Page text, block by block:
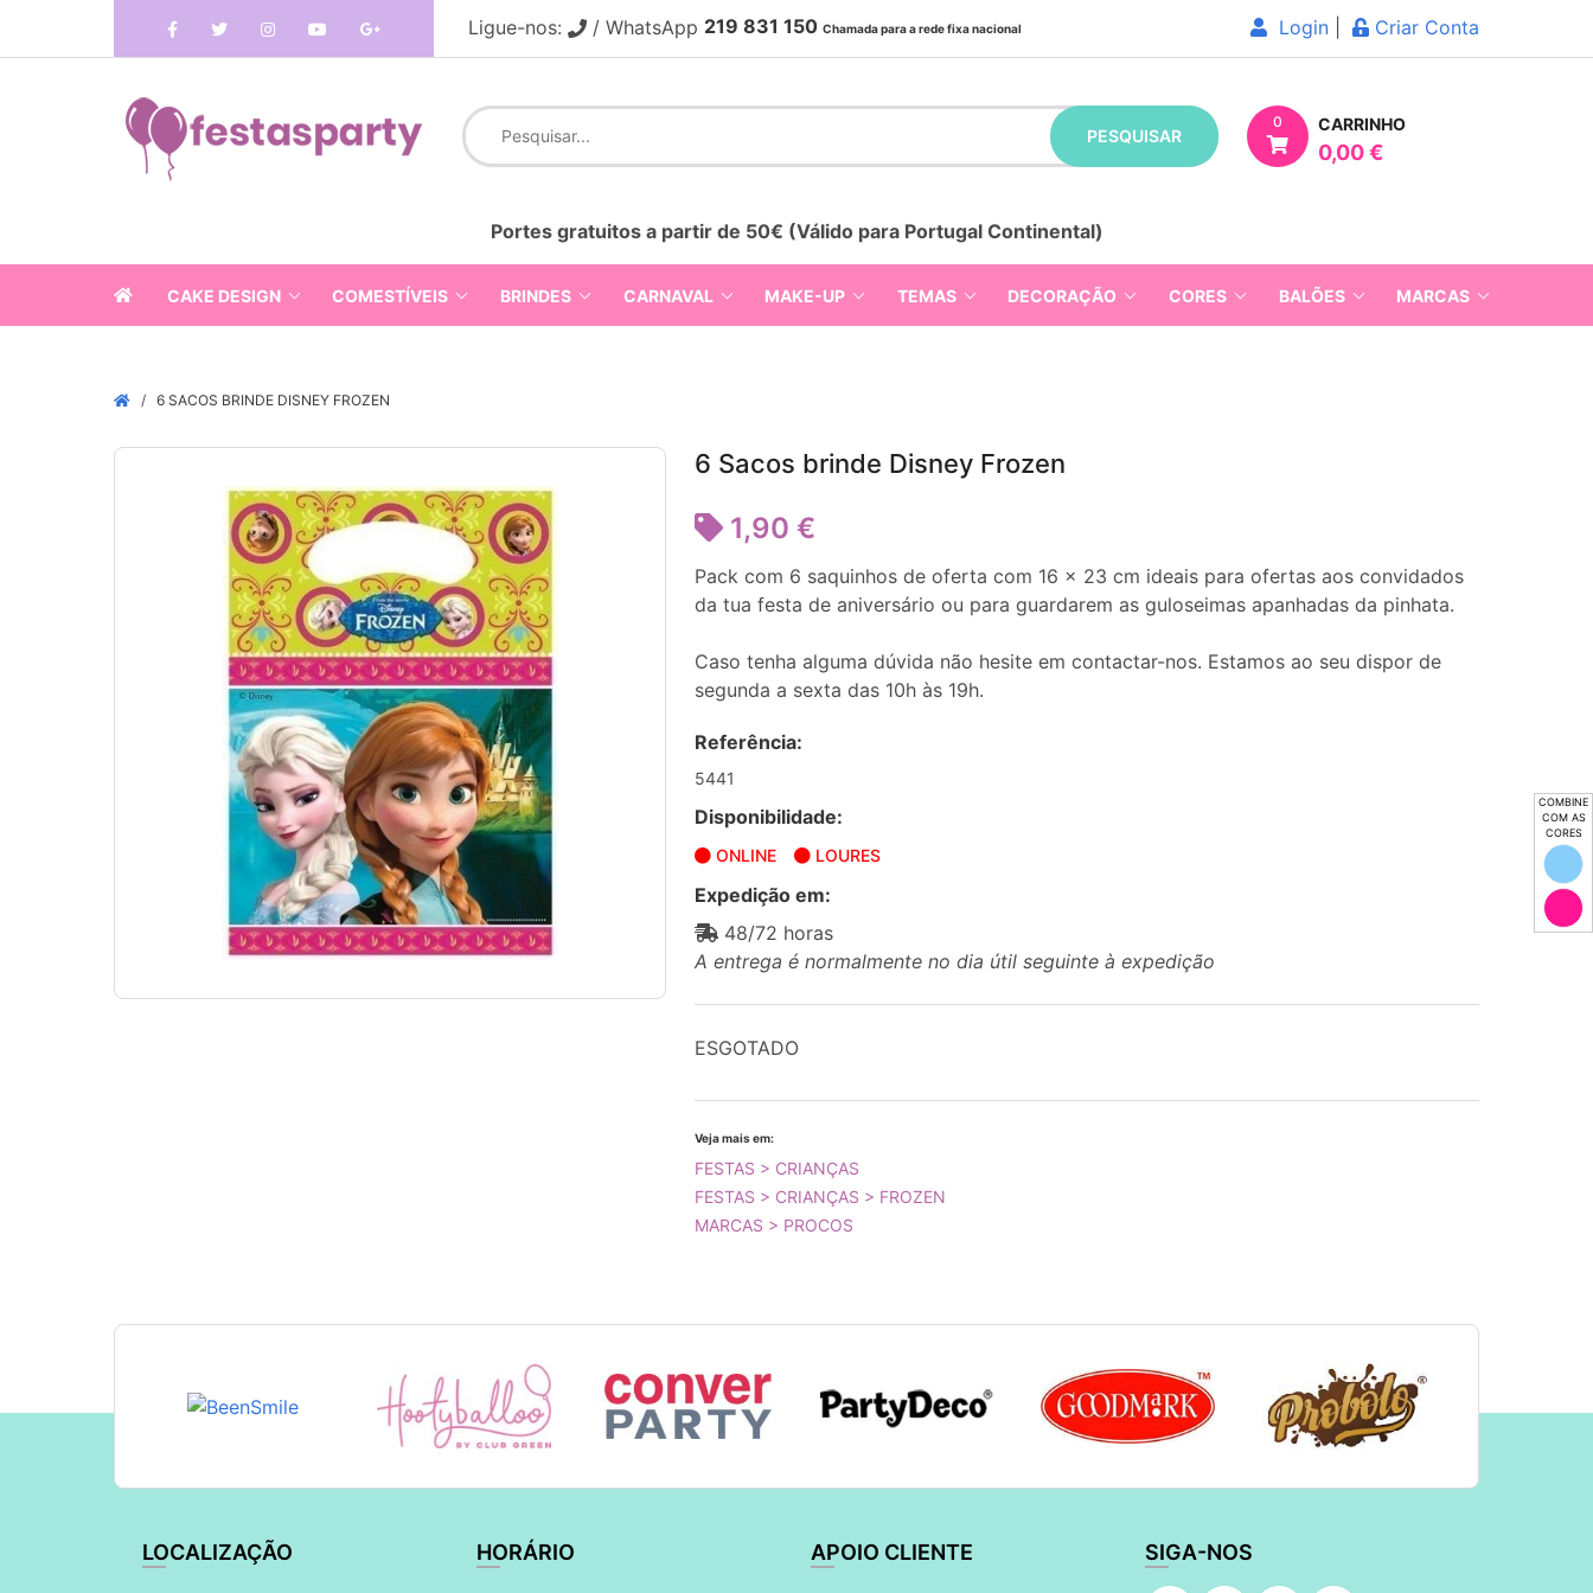
COMBINE
COM AS
CORES
Ligue-nos: / WhatsApp 219 831 150 Chamada para a rede fixa nacional Login Criar Conta
PESQUISAR
0 CARRINHO
0,00 €
Portes gratuitos a partir de 50€ (Válido para Portugal Continental)
CAKE DESIGN COMESTÍVEIS BRINDES CARNAVAL MAKE-UP TEMAS DECORAÇÃO CORES BALÕES MARCAS
6 SACOS BRINDE DISNEY FROZEN
6 Sacos brinde Disney Frozen
1,90 €
Pack com 6 saquinhos de oferta com 16 x 23 cm ideais para ofertas aos convidados
da tua festa de aniversário ou para guardarem as guloseimas apanhadas da pinhata.
Caso tenha alguma dúvida não hesite em contactar-nos. Estamos ao seu dispor de
segunda a sexta das 10h às 19h.
Referência:
5441
Disponibilidade:
ONLINE LOURES
Expedição em:
48/72 horas
A entrega é normalmente no dia útil seguinte à expedição
ESGOTADO
Veja mais em:
FESTAS > CRIANÇAS
FESTAS > CRIANÇAS > FROZEN
MARCAS > PROCOS
LOCALIZAÇÃO HORÁRIO APOIO CLIENTE SIGA-NOS